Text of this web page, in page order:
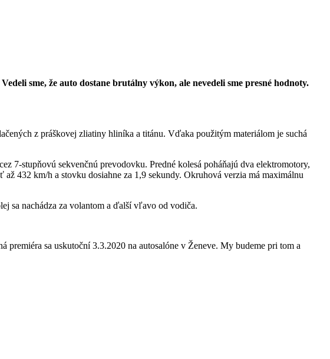
sme, že auto dostane brutálny výkon, ale nevedeli sme presné hodnoty.
z práškovej zliatiny hliníka a titánu. Vďaka použitým materiálom je suchá
7-stupňovú sekvenčnú prevodovku. Predné kolesá poháňajú dva elektromotory,
432 km/h a stovku dosiahne za 1,9 sekundy. Okruhová verzia má maximálnu
sa nachádza za volantom a ďalší vľavo od vodiča.
sa uskutoční 3.3.2020 na autosalóne v Ženeve. My budeme pri tom a